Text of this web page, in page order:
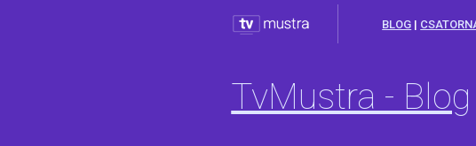
BLOG |
TvMustra - Blog